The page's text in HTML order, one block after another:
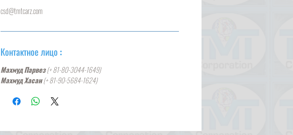
csd@tmtcarz.com
Контактное лицо :
Махмуд Парвез(+ 81-80-3044-1649)
Махмуд Хасан(+ 81-90-5684-1624)